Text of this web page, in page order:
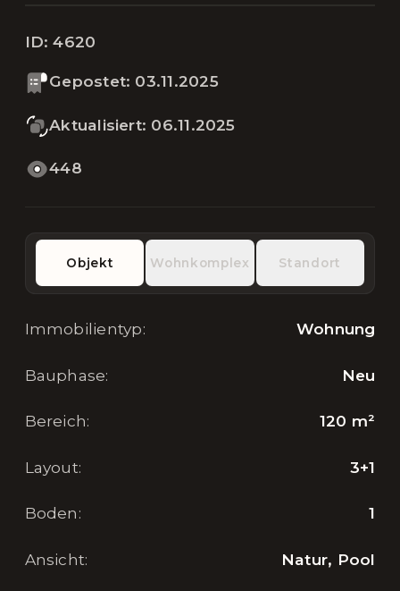
ID:4620
Gepostet: 03.11.2025
Aktualisiert: 06.11.2025
448
Objekt Wohnkomplex Standort
Immobilientyp: Wohnung
Bauphase: Neu
Bereich: 120 m²
Layout: 3+1
Boden: 1
Ansicht: Natur, Pool